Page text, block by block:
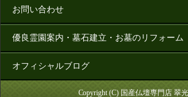
お問い合わせ
優良霊園案内・墓石建立・お墓のリフォーム
オフィシャルブログ
Copyright (C) 国産仏壇専門店 翠